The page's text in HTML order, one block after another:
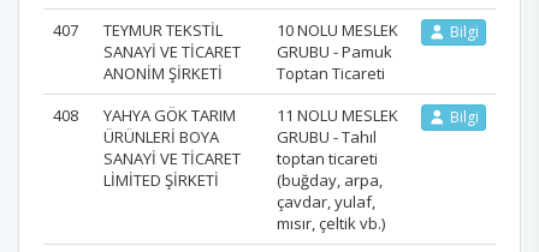
407
TEYMUR TEKSTİL
SANAYİ VE TİCARET
ANONİM ŞİRKETİ
10 NOLU MESLEK
GRUBU - Pamuk
Toptan Ticareti
Bilgi
408
YAHYA GÖK TARIM
ÜRÜNLERİ BOYA
SANAYİ VE TİCARET
LİMİTED ŞİRKETİ
11 NOLU MESLEK
GRUBU - Tahıl
toptan ticareti
(buğday, arpa,
çavdar, yulaf,
mısır, çeltik vb.)
Bilgi